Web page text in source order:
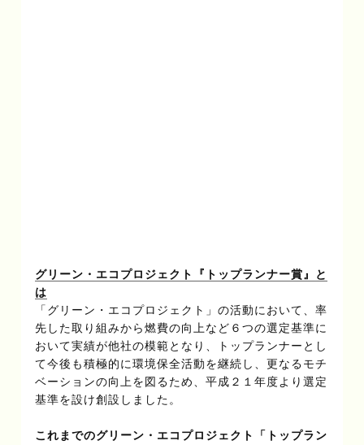
グリーン・エコプロジェクト『トップランナー賞』と
は
「グリーン・エコプロジェクト」の活動において、率
先した取り組みから燃費の向上など６つの選定基準に
おいて実績が他社の模範となり、トップランナーとし
て今後も積極的に環境保全活動を継続し、更なるモチ
ベーションの向上を図るため、平成２１年度より選定
基準を設け創設しました。
これまでのグリーン・エコプロジェクト「トップラン